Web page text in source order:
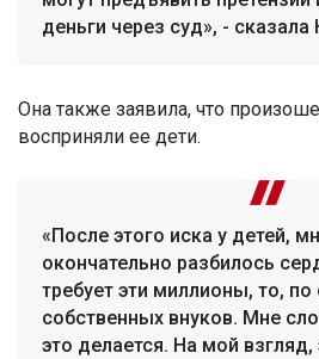
деньги через суд», - сказала
Она также заявила, что
восприняли ее дети.
«После этого иска у детей,
окончательно разбилось
требует эти миллионы, то, по
собственных внуков. Мне
это делается. На мой